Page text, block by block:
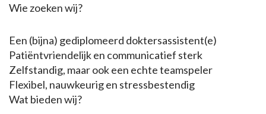
Wie zoeken wij?
Een (bijna) gediplomeerd doktersassistent(e)
Patiëntvriendelijk en communicatief sterk
Zelfstandig, maar ook een echte teamspeler
Flexibel, nauwkeurig en stressbestendig
Wat bieden wij?